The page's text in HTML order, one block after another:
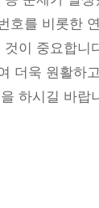
호를 비롯한
이 중요합니
더욱 원활하
하시길 바랍